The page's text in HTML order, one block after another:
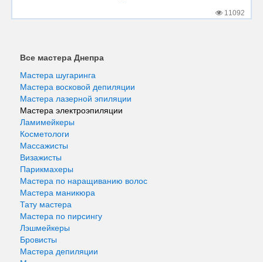
11092
Все мастера Днепра
Мастера шугаринга
Мастера восковой депиляции
Мастера лазерной эпиляции
Мастера электроэпиляции
Ламимейкеры
Косметологи
Массажисты
Визажисты
Парикмахеры
Мастера по наращиванию волос
Мастера маникюра
Тату мастера
Мастера по пирсингу
Лэшмейкеры
Бровисты
Мастера депиляции